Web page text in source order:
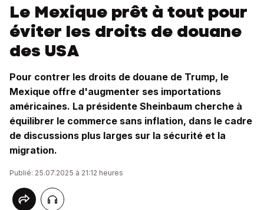
Le Mexique prêt à tout pour
éviter les droits de douane
des USA
Pour contrer les droits de douane de Trump, le
Mexique offre d'augmenter ses importations
américaines. La présidente Sheinbaum cherche à
équilibrer le commerce sans inflation, dans le cadre
de discussions plus larges sur la sécurité et la
migration.
Publié: 25.07.2025 à 21:12 heures